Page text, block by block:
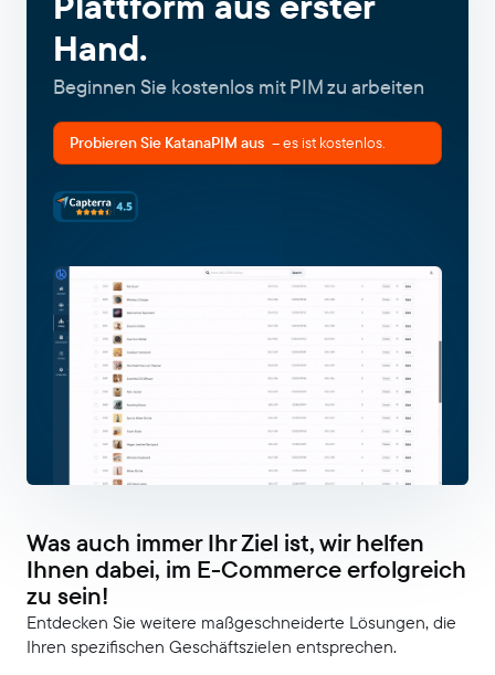
Hand.
Beginnen Sie kostenlos mit PIM zu arbeiten
Probieren Sie KatanaPIM aus – es ist kostenlos.
Was auch immer Ihr Ziel ist, wir helfen
Ihnen dabei, im E-Commerce erfolgreich
zu sein!
Entdecken Sie weitere maßgeschneiderte Lösungen, die
Ihren spezifischen Geschäftszielen entsprechen.